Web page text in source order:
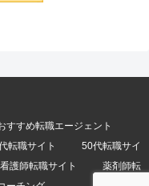
すすめ転職エージェント
転職サイト
50代転職サイ
看護師転職サイト
薬剤師転